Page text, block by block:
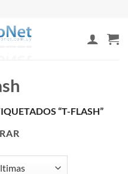
“T-FLASH”